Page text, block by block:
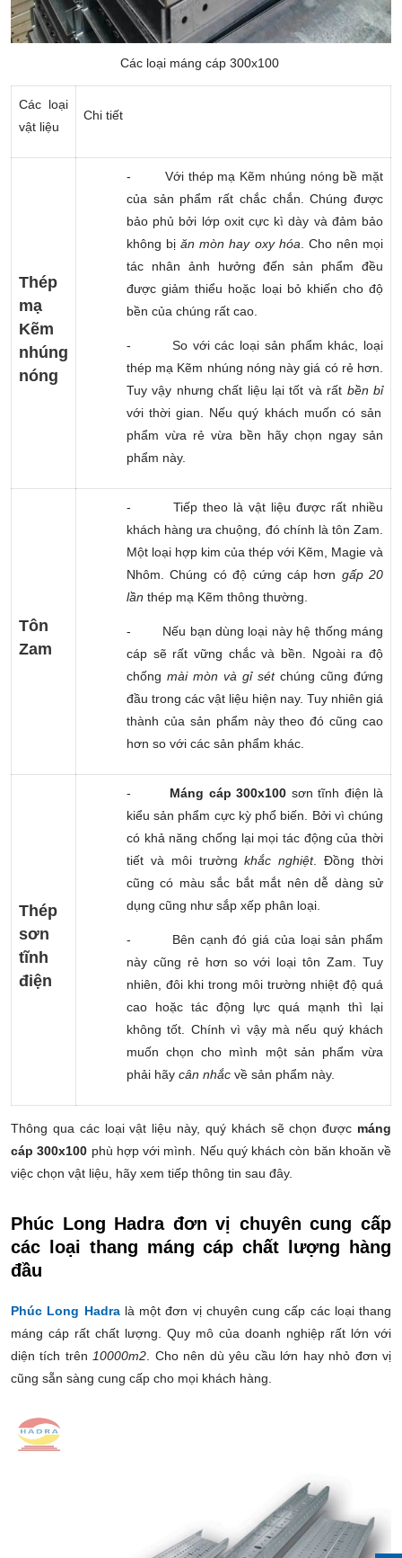
Các loại máng cáp 300x100
Các loại
vật liệu
Chi tiết
Thép
mạ
Kẽm
nhúng
nóng
-
Với thép mạ Kẽm nhúng nóng bề mặt
của sản phẩm rất chắc chắn. Chúng được
bảo phủ bởi lớp oxit cực kì dày và đảm bảo
không bịăn mòn hay oxy hóa. Cho nên mọi
tác nhân ảnh hưởng đến sản phẩm đều
được giảm thiểu hoặc loại bỏ khiến cho độ
bền của chúng rất cao.
-
So với các loại sản phẩm khác, loại
thép mạ Kẽm nhúng nóng này giá có rẻ hơn.
Tuy vậy nhưng chất liệu lại tốt và rất bền bỉ
với thời gian. Nếu quý khách muốn có sản
phẩm vừa rẻ vừa bền hãy chọn ngay sản
phẩm này.
Tôn
Zam
-
Tiếp theo là vật liệu được rất nhiều
khách hàng ưa chuộng, đó chính là tôn Zam.
Một loại hợp kim của thép với Kẽm, Magie và
Nhôm. Chúng có độ cứng cáp hơn gấp 20
lần thép mạ Kẽm thông thường.
-
Nếu bạn dùng loại này hệ thống máng
cáp sẽ rất vững chắc và bền. Ngoài ra độ
chống mài mòn và gỉ sétchúng cũng đứng
đầu trong các vật liệu hiện nay. Tuy nhiên giá
thành của sản phẩm này theo đó cũng cao
hơn so với các sản phẩm khác.
Thép
sơn
tĩnh
điện
- Máng cáp 300x100 sơn tĩnh điện là
kiểu sản phẩm cực kỳ phổ biến. Bởi vì chúng
có khả năng chống lại mọi tác động của thời
tiết và môi trườngkhắc nghiệt. Đồng thời
cũng có màu sắc bắt mắt nên dễ dàng sử
dụng cũng như sắp xếp phân loại.
-
Bên cạnh đó giá của loại sản phẩm
này cũng rẻ hơn so với loại tôn Zam. Tuy
nhiên, đôi khi trong môi trường nhiệt độ quá
cao hoặc tác động lực quá mạnh thì lại
không tốt. Chính vì vậy mà nếu quý khách
muốn chọn cho mình một sản phẩm vừa
phải hãy cân nhắc về sản phẩm này.
Thông qua các loại vật liệu này, quý khách sẽ chọn được máng
cáp 300x100 phù hợp với mình. Nếu quý khách còn băn khoăn về
việc chọn vật liệu, hãy xem tiếp thông tin sau đây.
Phúc Long Hadra đơn vị chuyên cung cấp
các loại thang máng cáp chất lượng hàng
đầu
Phúc Long Hadralà một đơn vị chuyên cung cấp các loại thang
máng cáp rất chất lượng. Quy mô của doanh nghiệp rất lớn với
diện tích trên10000m2. Cho nên dù yêu cầu lớn hay nhỏ đơn vị
cũng sẵn sàng cung cấp cho mọi khách hàng.